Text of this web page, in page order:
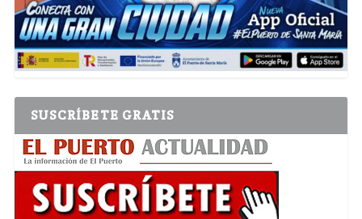
SUSCRÍBETE GRATIS